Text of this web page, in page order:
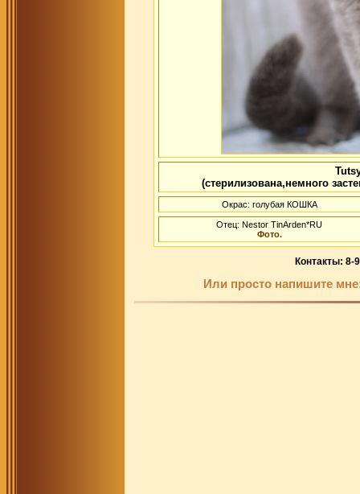
(стерилизована,немного
Окрас: голубая КОШКА
Отец: Nestor TinArden*RU
Фото.
Контакты: 8-
Или просто напишите